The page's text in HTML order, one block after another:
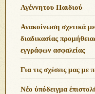
Αγέννητου Παιδιού
Ανακοίνωση σχετικά
διαδικασίας
εγγράφων ασφαλείας
Για τις σχέσεις μας με
Νέο ὑπόδειγμα